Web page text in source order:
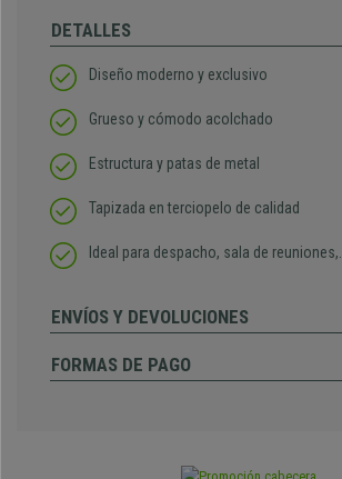
DETALLES
Diseño moderno y exclusivo
Grueso y cómodo acolchado
Estructura y patas de metal
Tapizada en terciopelo de calidad
Ideal para despacho, sala de reuniones,…
ENVÍOS Y DEVOLUCIONES
FORMAS DE PAGO